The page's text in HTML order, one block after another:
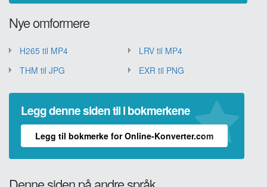
Nye omformere
H265 til MP4
LRV til MP4
THM til JPG
EXR til PNG
Legg denne siden til i bokmerkene
Legg til bokmerke for Online-Konverter.com